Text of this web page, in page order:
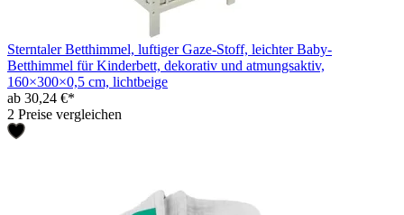
Sterntaler Betthimmel, luftiger Gaze-Stoff, leichter Baby-
Betthimmel für Kinderbett, dekorativ und atmungsaktiv,
160×300×0,5 cm, lichtbeige
ab 30,24 €*
2 Preise vergleichen